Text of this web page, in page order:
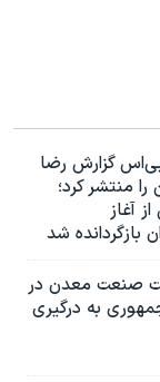
گزارش رضا
را منتشر کرد؛
آغاز
بازگردانده شد
صنعت معدن در
به درگیری